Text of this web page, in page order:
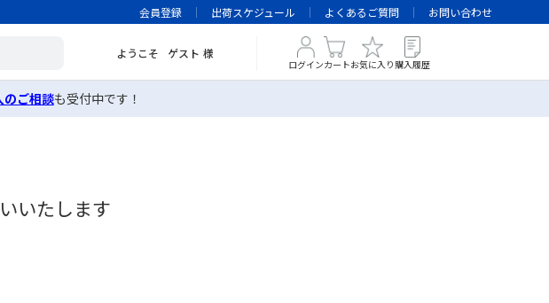
会員登録 出荷スケジュール よくあるご質問 お問い合わせ
ようこそ ゲスト 様
ログインカートお気に入り 購入履歴
のご相談も受付中です！
いたします